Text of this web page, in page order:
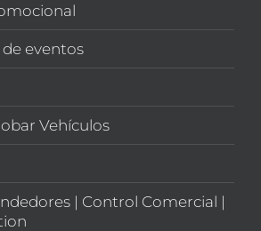
eventos
Vehículos
| Control Comercial |